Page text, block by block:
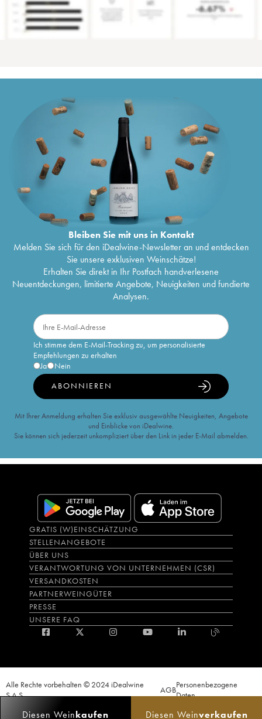
Diesen Weinkaufen Diesen Weinverkaufen
Bleiben Sie mit uns in Kontakt
Melden Sie sich für den iDealwine-Newsletter an und entdecken
Sie unsere exklusiven Weinschätze!
Erhalten Sie direkt in Ihr Postfach handverlesene
Neuentdeckungen, limitierte Angebote, Neuigkeiten und fundierte
Analysen.
Ich stimme dem E-Mail-Tracking zu, um personalisierte
Empfehlungen zu erhalten
Ja
Nein
ABONNIEREN
Mit Ihrer Anmeldung erhalten Sie exklusiv ausgewählte Neuigkeiten, Angebote
und Einblicke von iDealwine.
Sie können sich jederzeit unkompliziert über den Link in jeder E-Mail abmelden.
GRATIS (W)EINSCHÄTZUNG
STELLENANGEBOTE
ÜBER UNS
VERANTWORTUNG VON UNTERNEHMEN (CSR)
VERSANDKOSTEN
PARTNERWEINGÜTER
PRESSE
UNSERE FAQ
Alle Rechte vorbehalten © 2024 iDealwine
S.A.S.
AGBPersonenbezogene
Daten
Verkaufs verlangt. CODE DE LA SANTÉ PUBLIQUE, ART.L.3342-1 et L.3353-3